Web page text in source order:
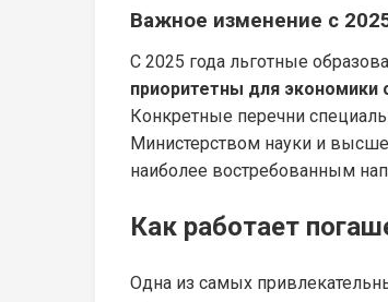
Важное изменение с
С 2025 года льготные
приоритетны для экономики
Конкретные перечни
Министерством науки и
наиболее востребованным
Как работает
Одна из самых